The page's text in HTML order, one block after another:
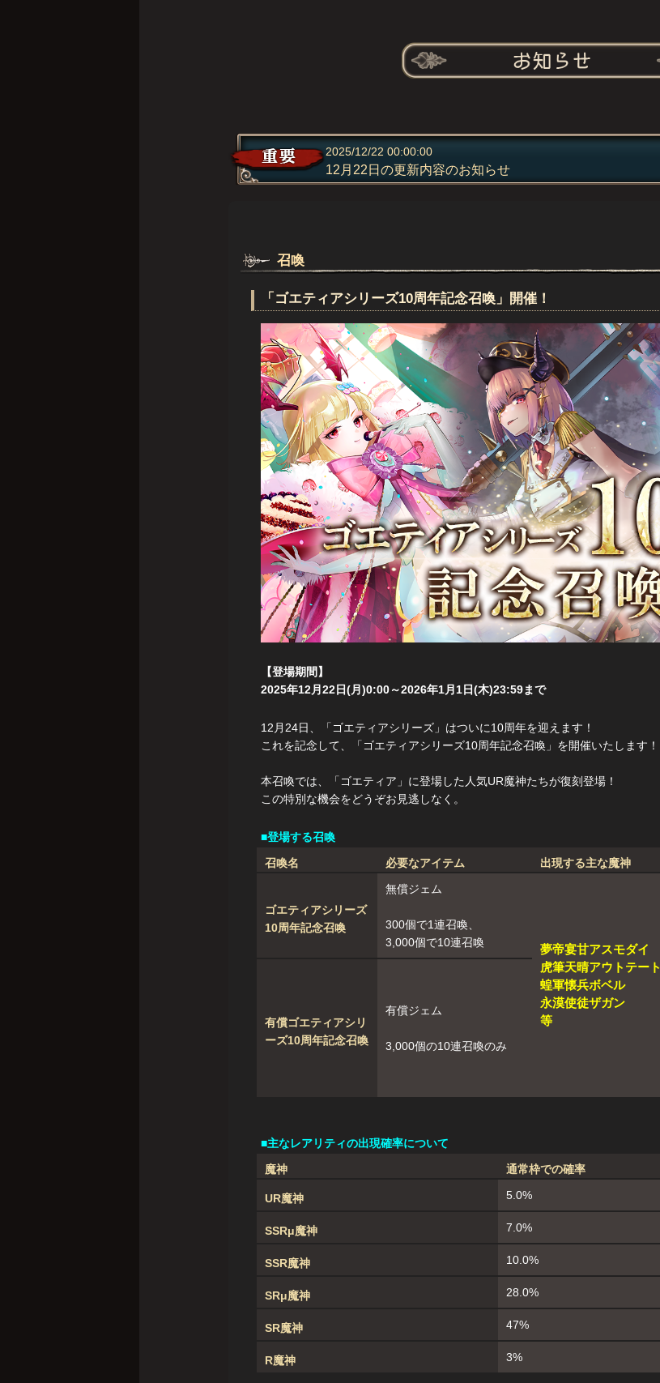
2025/12/22 00:00:00
12月22日の更新内容のお知らせ
召喚
「ゴエティアシリーズ10周年記念召喚」開催！
【登場期間】
2025年12月22日(月)0:00～2026年1月1日(木)23:59まで
12月24日、「ゴエティアシリーズ」はついに10周年を迎えます！
これを記念して、「ゴエティアシリーズ10周年記念召喚」を開催いたします！
本召喚では、「ゴエティア」に登場した人気UR魔神たちが復刻登場！
この特別な機会をどうぞお見逃しなく。
■登場する召喚
召喚名
必要なアイテム 出現する主な魔神
ゴエティアシリーズ
10周年記念召喚
無償ジェム
300個で1連召喚、
3,000個で10連召喚
夢帝宴甘アスモダイ
虎筆天晴アウトテート
蝗軍懐兵ボベル
永漠使徒ザガン
等
有償ゴエティアシリ
ーズ10周年記念召喚
有償ジェム
3,000個の10連召喚のみ
■主なレアリティの出現確率について
魔神
通常枠での確率
UR魔神 5.0%
SSRμ魔神 7.0%
SSR魔神 10.0%
SRμ魔神 28.0%
SR魔神 47%
R魔神 3%